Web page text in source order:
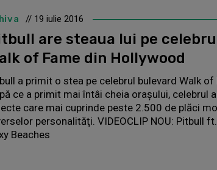
// 19 iulie 2016
are steaua lui pe
of Fame din Hollywood
a primit o stea pe celebrul bulevard Walk of
ce a primit mai întâi cheia oraşului, celebrul
care mai cuprinde peste 2.500 de plăci
personalităţi. VIDEOCLIP NOU: Pitbull
Beaches